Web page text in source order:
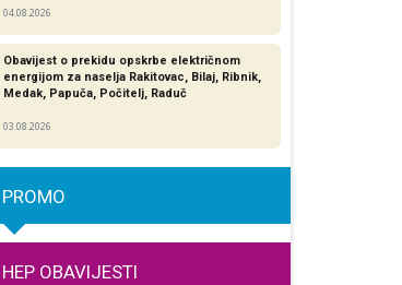
04.08.2026
Obavijest o prekidu opskrbe električnom
energijom za naselja Rakitovac, Bilaj, Ribnik,
Medak, Papuča, Počitelj, Raduč
03.08.2026
PROMO
HEP OBAVIJESTI